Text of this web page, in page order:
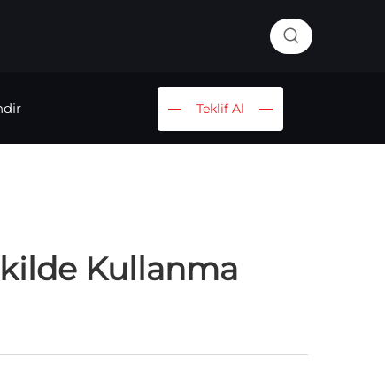
Teklif Al
Kullanma